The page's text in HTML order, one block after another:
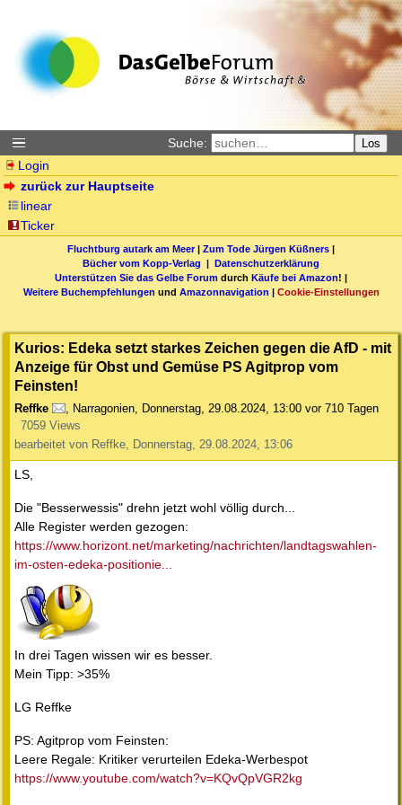
Suche: Los
Login
zurück zur Hauptseite
linear
Ticker
Fluchtburg autark am Meer| Zum Tode Jürgen Küßners |
Bücher vom Kopp-Verlag | Datenschutzerklärung
Unterstützen Sie das Gelbe Forum durch Käufe bei Amazon! |
Weitere Buchempfehlungen und Amazonnavigation | Cookie-Einstellungen
Kurios: Edeka setzt starkes Zeichen gegen die AfD - mit
Anzeige für Obst und Gemüse PS Agitprop vom
Feinsten!
Reffke , Narragonien, Donnerstag, 29.08.2024, 13:00 vor 710 Tagen
7059 Views
bearbeitet von Reffke, Donnerstag, 29.08.2024, 13:06
LS,
Die "Besserwessis" drehn jetzt wohl völlig durch...
Alle Register werden gezogen:
https://www.horizont.net/marketing/nachrichten/landtagswahlen-
im-osten-edeka-positionie...
In drei Tagen wissen wir es besser.
Mein Tipp: >35%
LG Reffke
PS: Agitprop vom Feinsten:
Leere Regale: Kritiker verurteilen Edeka-Werbespot
https://www.youtube.com/watch?v=KQvQpVGR2kg